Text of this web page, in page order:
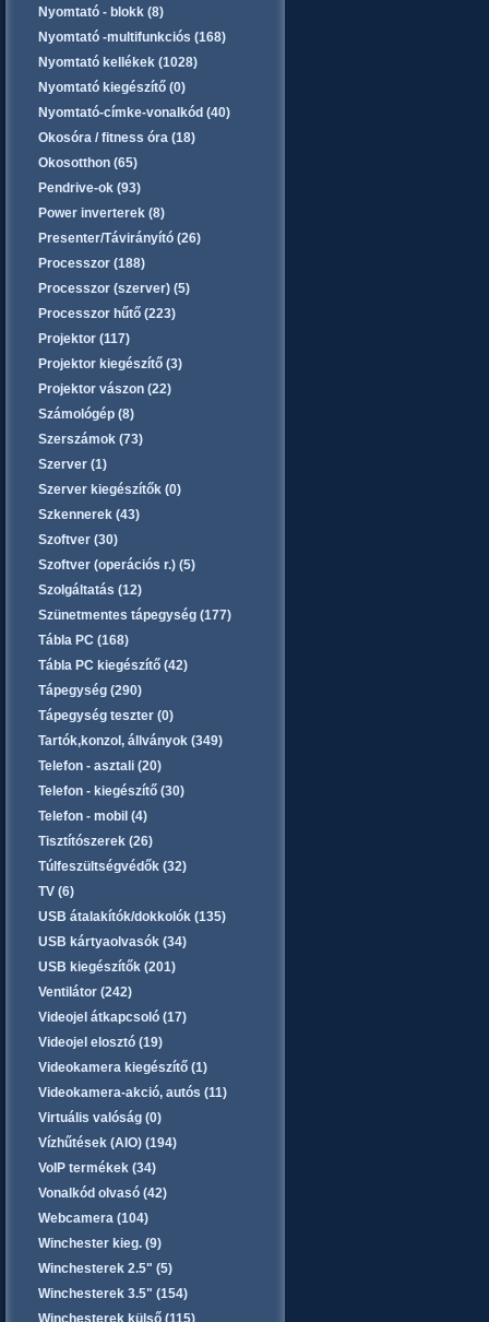
Nyomtató - blokk (8)
Nyomtató -multifunkciós (168)
Nyomtató kellékek (1028)
Nyomtató kiegészítő (0)
Nyomtató-címke-vonalkód (40)
Okosóra / fitness óra (18)
Okosotthon (65)
Pendrive-ok (93)
Power inverterek (8)
Presenter/Távirányító (26)
Processzor (188)
Processzor (szerver) (5)
Processzor hűtő (223)
Projektor (117)
Projektor kiegészítő (3)
Projektor vászon (22)
Számológép (8)
Szerszámok (73)
Szerver (1)
Szerver kiegészítők (0)
Szkennerek (43)
Szoftver (30)
Szoftver (operációs r.) (5)
Szolgáltatás (12)
Szünetmentes tápegység (177)
Tábla PC (168)
Tábla PC kiegészítő (42)
Tápegység (290)
Tápegység teszter (0)
Tartók,konzol, állványok (349)
Telefon - asztali (20)
Telefon - kiegészítő (30)
Telefon - mobil (4)
Tisztítószerek (26)
Túlfeszültségvédők (32)
TV (6)
USB átalakítók/dokkolók (135)
USB kártyaolvasók (34)
USB kiegészítők (201)
Ventilátor (242)
Videojel átkapcsoló (17)
Videojel elosztó (19)
Videokamera kiegészítő (1)
Videokamera-akció, autós (11)
Virtuális valóság (0)
Vízhűtések (AIO) (194)
VoIP termékek (34)
Vonalkód olvasó (42)
Webcamera (104)
Winchester kieg. (9)
Winchesterek 2.5" (5)
Winchesterek 3.5" (154)
Winchesterek külső (115)